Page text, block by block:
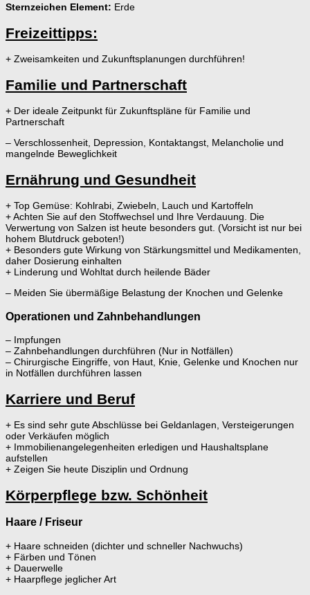
Sternzeichen Element: Erde
Freizeittipps:
+ Zweisamkeiten und Zukunftsplanungen durchführen!
Familie und Partnerschaft
+ Der ideale Zeitpunkt für Zukunftspläne für Familie und
Partnerschaft
– Verschlossenheit, Depression, Kontaktangst, Melancholie und
mangelnde Beweglichkeit
Ernährung und Gesundheit
+ Top Gemüse: Kohlrabi, Zwiebeln, Lauch und Kartoffeln
+ Achten Sie auf den Stoffwechsel und Ihre Verdauung. Die
Verwertung von Salzen ist heute besonders gut. (Vorsicht ist nur bei
hohem Blutdruck geboten!)
+ Besonders gute Wirkung von Stärkungsmittel und Medikamenten,
daher Dosierung einhalten
+ Linderung und Wohltat durch heilende Bäder
– Meiden Sie übermäßige Belastung der Knochen und Gelenke
Operationen und Zahnbehandlungen
– Impfungen
– Zahnbehandlungen durchführen (Nur in Notfällen)
– Chirurgische Eingriffe, von Haut, Knie, Gelenke und Knochen nur
in Notfällen durchführen lassen
Karriere und Beruf
+ Es sind sehr gute Abschlüsse bei Geldanlagen, Versteigerungen
oder Verkäufen möglich
+ Immobilienangelegenheiten erledigen und Haushaltsplane
aufstellen
+ Zeigen Sie heute Disziplin und Ordnung
Körperpflege bzw. Schönheit
Haare / Friseur
+ Haare schneiden (dichter und schneller Nachwuchs)
+ Färben und Tönen
+ Dauerwelle
+ Haarpflege jeglicher Art